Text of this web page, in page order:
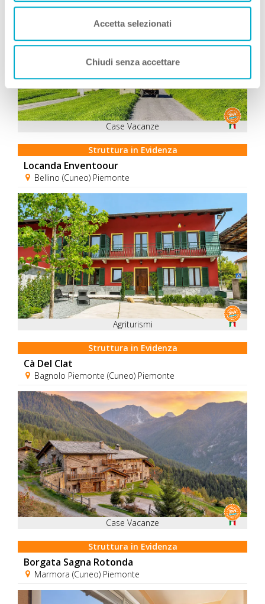
Accetta selezionati
Chiudi senza accettare
Case Vacanze
Struttura in Evidenza
Locanda Enventoour
Bellino (Cuneo) Piemonte
Agriturismi
Struttura in Evidenza
Cà Del Clat
Bagnolo Piemonte (Cuneo) Piemonte
Case Vacanze
Struttura in Evidenza
Borgata Sagna Rotonda
Marmora (Cuneo) Piemonte